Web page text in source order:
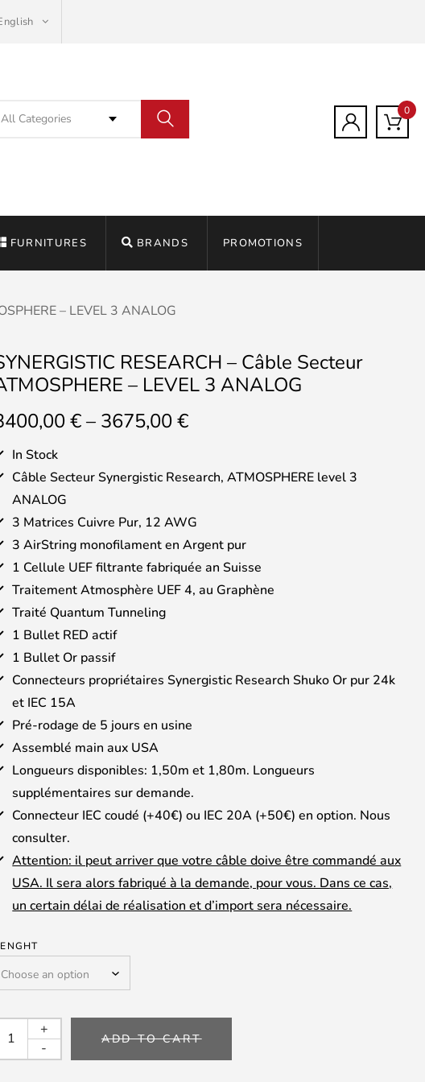
All Categories
0
FURNITURES BRANDS PROMOTIONS
– LEVEL 3 ANALOG
RESEARCH – Câble Secteur
– LEVEL 3 ANALOG
€– 3675,00€Price
through
In Stock
Câble Secteur Synergistic Research, ATMOSPHERE level 3
ANALOG
3 Matrices Cuivre Pur, 12 AWG
3 AirString monofilament en Argent pur
1 Cellule UEF filtrante fabriquée an Suisse
Traitement Atmosphère UEF 4, au Graphène
Traité Quantum Tunneling
1 Bullet RED actif
1 Bullet Or passif
Connecteurs propriétaires Synergistic Research Shuko Or pur 24k
et IEC 15A
Pré-rodage de 5 jours en usine
Assemblé main aux USA
Longueurs disponibles: 1,50m et 1,80m. Longueurs
supplémentaires sur demande.
Connecteur IEC coudé (+40€) ou IEC 20A (+50€) en option. Nous
consulter.
Attention: il peut arriver que votre câble doive être commandé aux
USA. Il sera alors fabriqué à la demande, pour vous. Dans ce cas,
un certain délai de réalisation et d’import sera nécessaire.
SYNERGISTIC
RESEARCH
-
+
ADD TO CART